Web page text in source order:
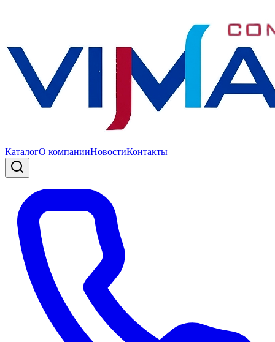
КаталогО компанииНовостиКонтакты